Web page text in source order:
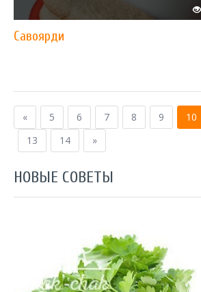
Савоярди
« 5 6 7 8 9 10
13
14 »
НОВЫЕ СОВЕТЫ